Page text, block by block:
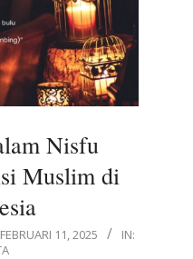
Nisfu
Muslim di
FEBRUARI 11, 2025
IN: